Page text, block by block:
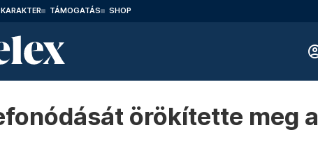
KARAKTER TÁMOGATÁS SHOP
örökítette meg a